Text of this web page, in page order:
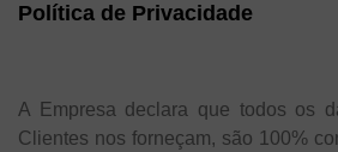
Política de Privacidade
A Empresa declara que todos os
Clientes nos forneçam, são 100%